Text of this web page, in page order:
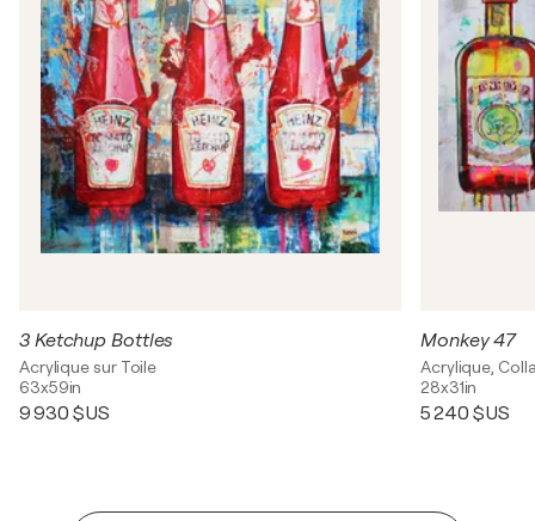
3 Ketchup Bottles
Acrylique sur Toile
63x59in
9 930 $US
Monkey 47
Acrylique,
28x31in
5 240 $US